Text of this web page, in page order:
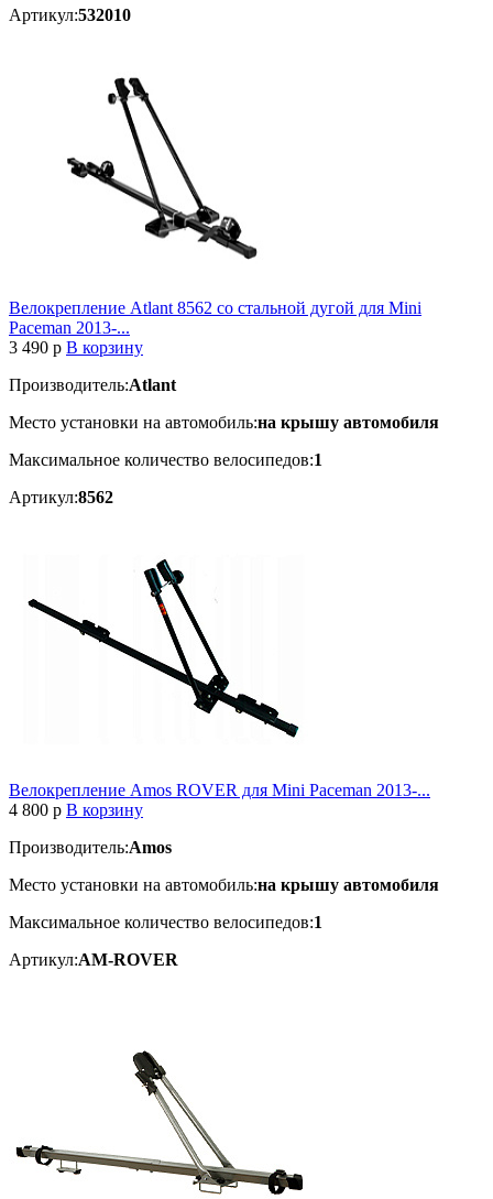
Артикул:532010
Велокрепление Atlant 8562 со стальной дугой для Mini
Paceman 2013-...
3 490 p В корзину
Производитель:Atlant
Место установки на автомобиль:на крышу автомобиля
Максимальное количество велосипедов:1
Артикул:8562
Велокрепление Amos ROVER для Mini Paceman 2013-...
4 800 p В корзину
Производитель:Amos
Место установки на автомобиль:на крышу автомобиля
Максимальное количество велосипедов:1
Артикул:AM-ROVER